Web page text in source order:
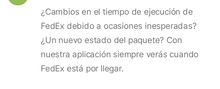
¿Cambios en el tiempo de ejecución de
FedEx debido a ocasiones inesperadas?
¿Un nuevo estado del paquete? Con
nuestra aplicación siempre verás cuando
FedEx está por llegar.